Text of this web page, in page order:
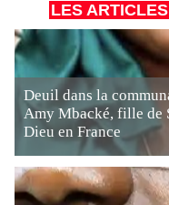
LES
Deuil dans la
Amy Mbacké, fille de
Dieu en France